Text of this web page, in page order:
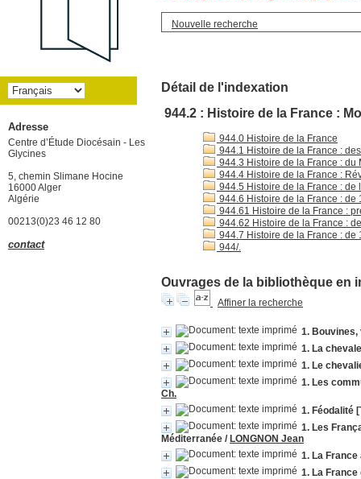
Nouvelle recherche
Détail de l'indexation
944.2 : Histoire de la France :
944.0 Histoire de la France
944.1 Histoire de la France :
944.3 Histoire de la France :
944.4 Histoire de la France :
944.5 Histoire de la France :
944.6 Histoire de la France : de
944.61 Histoire de la France :
944.62 Histoire de la France :
944.7 Histoire de la France : de
944/.
Ouvrages de la bibliothèque en
Affiner la recherche
1.
1. La
1. Le
1. Les
Ch.
1. Féodalité
1. Les
Méditerranée / LONGNON Jean
1. La France
1. La
Adresse
Centre d’Étude Diocésain - Les
Glycines
5, chemin Slimane Hocine
16000 Alger
Algérie
00213(0)23 46 12 80
contact